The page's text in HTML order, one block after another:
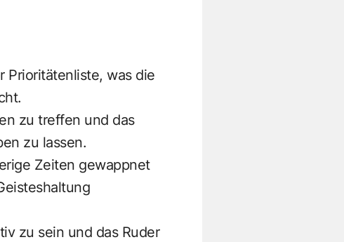
Prioritätenliste, was die
zu treffen und das
zu lassen.
Zeiten gewappnet
zu sein und das Ruder